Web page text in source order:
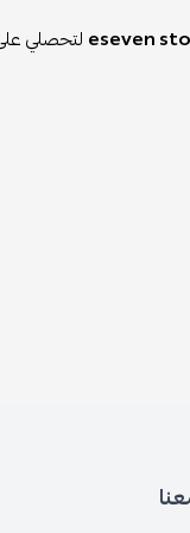
eseven لتحصلي